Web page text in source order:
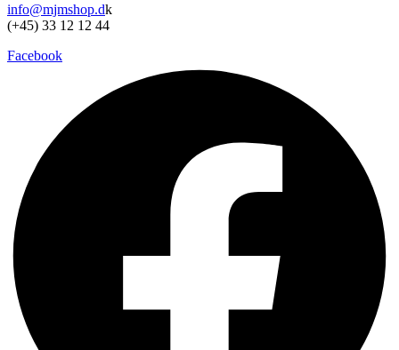
på
varesiden
info@mjmshop.dk
(+45) 33 12 12 44
Facebook